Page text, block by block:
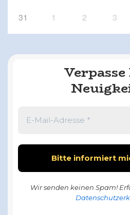
31 1 2 3
Wir senden keinen Spam!